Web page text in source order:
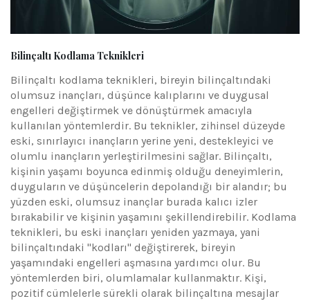
Bilinçaltı Kodlama Teknikleri
Bilinçaltı kodlama teknikleri, bireyin bilinçaltındaki
olumsuz inançları, düşünce kalıplarını ve duygusal
engelleri değiştirmek ve dönüştürmek amacıyla
kullanılan yöntemlerdir. Bu teknikler, zihinsel düzeyde
eski, sınırlayıcı inançların yerine yeni, destekleyici ve
olumlu inançların yerleştirilmesini sağlar. Bilinçaltı,
kişinin yaşamı boyunca edinmiş olduğu deneyimlerin,
duyguların ve düşüncelerin depolandığı bir alandır; bu
yüzden eski, olumsuz inançlar burada kalıcı izler
bırakabilir ve kişinin yaşamını şekillendirebilir. Kodlama
teknikleri, bu eski inançları yeniden yazmaya, yani
bilinçaltındaki "kodları" değiştirerek, bireyin
yaşamındaki engelleri aşmasına yardımcı olur. Bu
yöntemlerden biri, olumlamalar kullanmaktır. Kişi,
pozitif cümlelerle sürekli olarak bilinçaltına mesajlar